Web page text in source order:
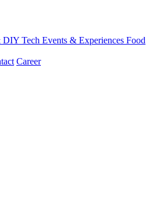
DIY Tech Events & Experiences Food
Career